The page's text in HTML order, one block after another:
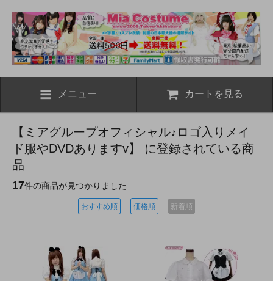
メニュー カートを見る
【ミアグループオフィシャル♪ロゴ入りメイ
ド服やDVDありますv】 に登録されている商
品
17件の商品が見つかりました
おすすめ順 価格順 新着順